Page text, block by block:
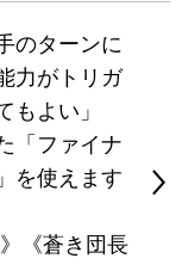
のターンに
力がトリガ
もよい」
「ファイナ
を使えます
《蒼き団長